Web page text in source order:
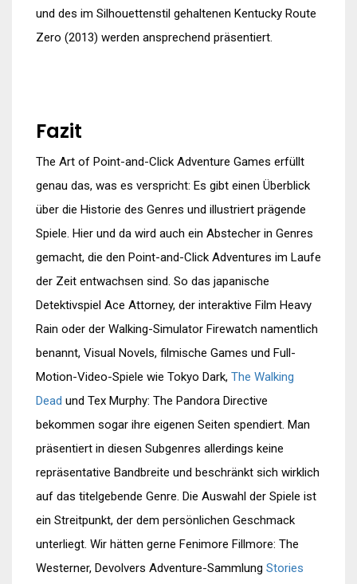
und des im Silhouettenstil gehaltenen Kentucky Route
Zero (2013) werden ansprechend präsentiert.
Fazit
The Art of Point-and-Click Adventure Games erfüllt
genau das, was es verspricht: Es gibt einen Überblick
über die Historie des Genres und illustriert prägende
Spiele. Hier und da wird auch ein Abstecher in Genres
gemacht, die den Point-and-Click Adventures im Laufe
der Zeit entwachsen sind. So das japanische
Detektivspiel Ace Attorney, der interaktive Film Heavy
Rain oder der Walking-Simulator Firewatch namentlich
benannt, Visual Novels, filmische Games und Full-
Motion-Video-Spiele wie Tokyo Dark, The Walking
Dead und Tex Murphy: The Pandora Directive
bekommen sogar ihre eigenen Seiten spendiert. Man
präsentiert in diesen Subgenres allerdings keine
repräsentative Bandbreite und beschränkt sich wirklich
auf das titelgebende Genre. Die Auswahl der Spiele ist
ein Streitpunkt, der dem persönlichen Geschmack
unterliegt. Wir hätten gerne Fenimore Fillmore: The
Westerner, Devolvers Adventure-Sammlung Stories